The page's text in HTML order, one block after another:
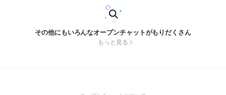
その他にもいろんなオープンチャットがもりだくさん
もっと見る